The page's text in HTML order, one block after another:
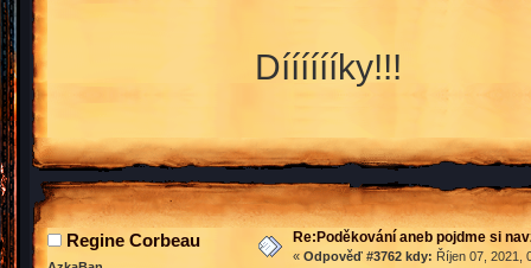
Dííííííky!!!
Regine Corbeau Re:Poděkování aneb pojdme si
« Odpověď #3762 kdy: Říjen 07, 2021,